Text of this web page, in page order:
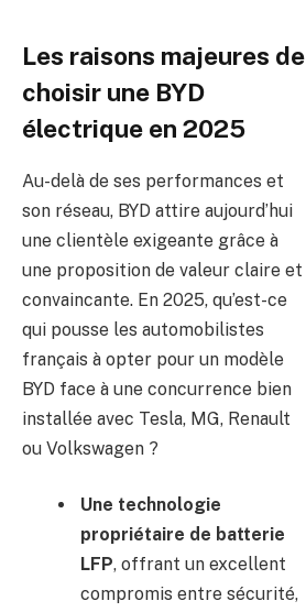
Les raisons majeures de
choisir une BYD
électrique en 2025
Au-delà de ses performances et
son réseau, BYD attire aujourd’hui
une clientèle exigeante grâce à
une proposition de valeur claire et
convaincante. En 2025, qu’est-ce
qui pousse les automobilistes
français à opter pour un modèle
BYD face à une concurrence bien
installée avec Tesla, MG, Renault
ou Volkswagen ?
Une technologie
propriétaire de batterie
LFP, offrant un excellent
compromis entre sécurité,